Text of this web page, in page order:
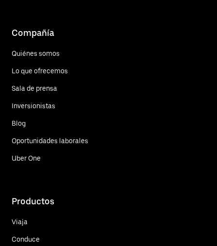
Compañía
Quiénes somos
Lo que ofrecemos
Sala de prensa
Inversionistas
Blog
Oportunidades laborales
Uber One
Productos
Viaja
Conduce